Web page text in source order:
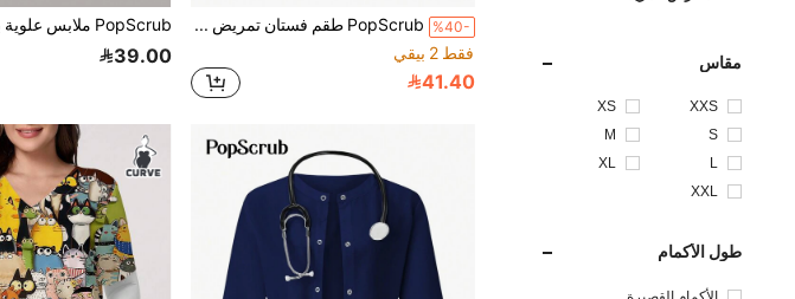
مقاس
XXS
XS
S
M
L
XL
XXL
طول الأكمام
%40-
PopScrub طقم فستان تمريض طويل الأكمام بياقة على شكل حرف V بجيوب علوية وشق في الهدب، بسيط للسيدات
فقط 2 بيقي
41.40
39.00